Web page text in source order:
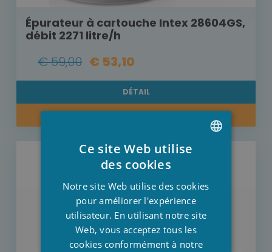
Épurateur à cartouche Intex 28604GS,
débit 2271 litre/h
€ 59,00 € 53,10
DÉTAIL
ENGLISH
Ce site Web utilise
des cookies
Notre site Web utilise des cookies
pour améliorer l'expérience
utilisateur. En utilisant notre site
Web, vous acceptez tous les
cookies conformément à notre